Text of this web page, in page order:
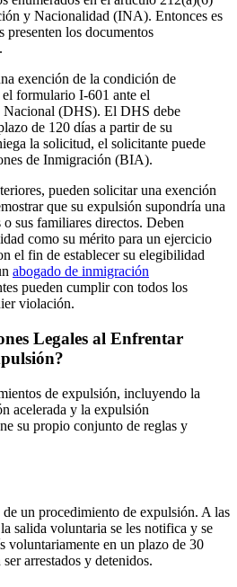
y Nacionalidad (INA). Entonces es
presenten los documentos
exención de la condición de
formulario I-601 ante el
Nacional (DHS). El DHS debe
de 120 días a partir de su
la solicitud, el solicitante puede
de Inmigración (BIA).
pueden solicitar una exención
que su expulsión supondría una
sus familiares directos. Deben
como su mérito para un ejercicio
el fin de establecer su elegibilidad
abogado de inmigración
pueden cumplir con todos los
violación.
Legales al Enfrentar
de expulsión, incluyendo la
acelerada y la expulsión
su propio conjunto de reglas y
un procedimiento de expulsión. A las
salida voluntaria se les notifica y se
voluntariamente en un plazo de 30
arrestados y detenidos.